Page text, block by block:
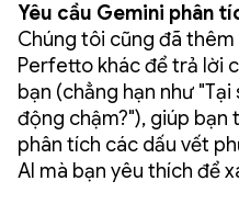
Yêu cầu Gemini phân
Chúng tôi cũng đã
Perfetto khác để trả lời
bạn (chẳng hạn như
động chậm?"), giúp bạn
phân tích các dấu vết
AI mà bạn yêu thích để